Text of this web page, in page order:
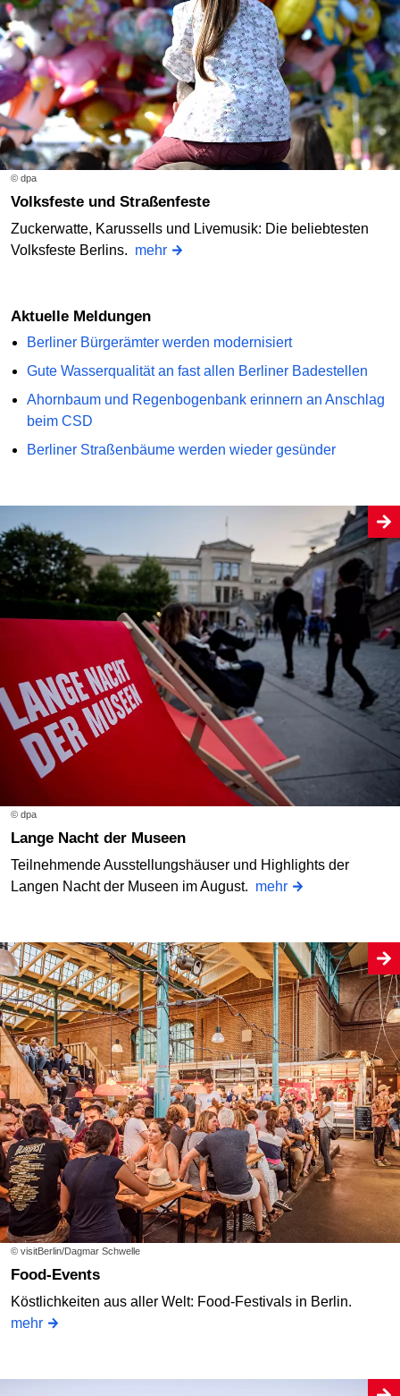
© dpa
Volksfeste und Straßenfeste
Zuckerwatte, Karussells und Livemusik: Die beliebtesten
Volksfeste Berlins. mehr
Aktuelle Meldungen
Berliner Bürgerämter werden modernisiert
Gute Wasserqualität an fast allen Berliner Badestellen
Ahornbaum und Regenbogenbank erinnern an Anschlag
beim CSD
Berliner Straßenbäume werden wieder gesünder
© dpa
Lange Nacht der Museen
Teilnehmende Ausstellungshäuser und Highlights der
Langen Nacht der Museen im August. mehr
© visitBerlin/Dagmar Schwelle
Food-Events
Köstlichkeiten aus aller Welt: Food-Festivals in Berlin.
mehr